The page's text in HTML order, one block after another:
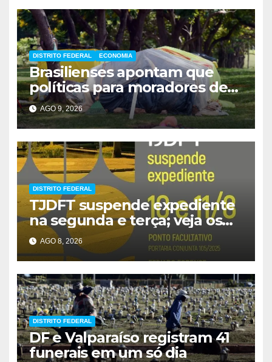
DISTRITO FEDERAL ECONOMIA
Brasilienses apontam que
políticas para moradores de
rua influenciam voto
AGO 9, 2026
DISTRITO FEDERAL
TJDFT suspende expediente
na segunda e terça; veja os
prazos
AGO 8, 2026
DISTRITO FEDERAL
DF e Valparaíso registram 41
funerais em um só dia